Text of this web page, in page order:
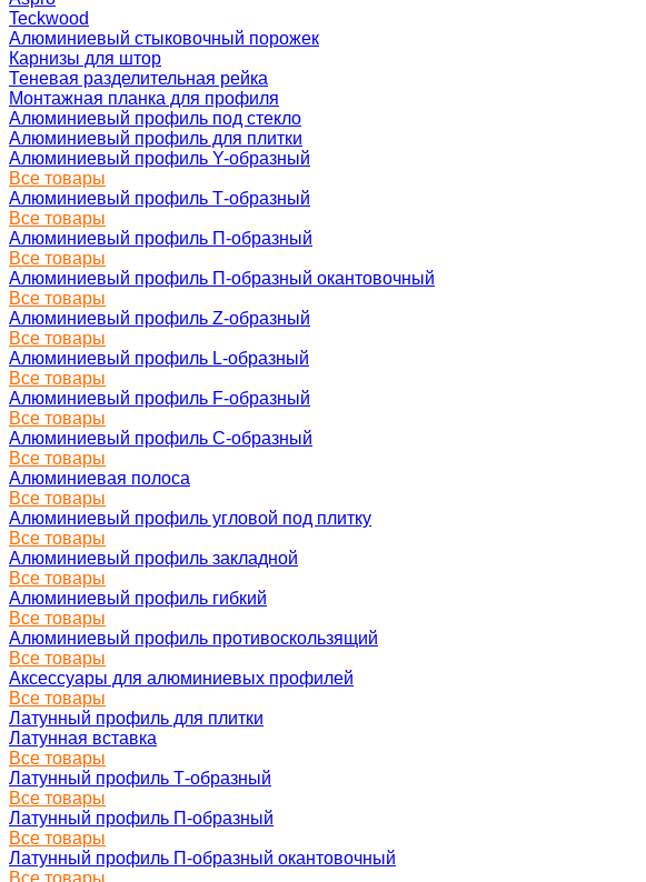
Teckwood
Алюминиевый стыковочный порожек
Карнизы для штор
Теневая разделительная рейка
Монтажная планка для профиля
Алюминиевый профиль под стекло
Алюминиевый профиль для плитки
Алюминиевый профиль Y-образный
Все товары
Алюминиевый профиль Т-образный
Все товары
Алюминиевый профиль П-образный
Все товары
Алюминиевый профиль П-образный окантовочный
Все товары
Алюминиевый профиль Z-образный
Все товары
Алюминиевый профиль L-образный
Все товары
Алюминиевый профиль F-образный
Все товары
Алюминиевый профиль C-образный
Все товары
Алюминиевая полоса
Все товары
Алюминиевый профиль угловой под плитку
Все товары
Алюминиевый профиль закладной
Все товары
Алюминиевый профиль гибкий
Все товары
Алюминиевый профиль противоскользящий
Все товары
Аксессуары для алюминиевых профилей
Все товары
Латунный профиль для плитки
Латунная вставка
Все товары
Латунный профиль Т-образный
Все товары
Латунный профиль П-образный
Все товары
Латунный профиль П-образный окантовочный
Все товары